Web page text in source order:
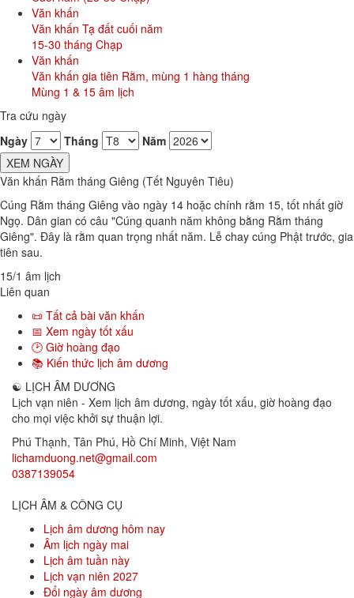
Văn khấn
Văn khấn Tạ đất cuối năm
15-30 tháng Chạp
Văn khấn
Văn khấn gia tiên Rằm, mùng 1 hàng tháng
Mùng 1 & 15 âm lịch
Tra cứu ngày
Ngày
Tháng
Năm
XEM NGÀY
Văn khấn Rằm tháng Giêng (Tết Nguyên Tiêu)
Cúng Rằm tháng Giêng vào ngày 14 hoặc chính rằm 15, tốt nhất giờ
Ngọ. Dân gian có câu "Cúng quanh năm không bằng Rằm tháng
Giêng". Đây là rằm quan trọng nhất năm. Lễ chay cúng Phật trước, gia
tiên sau.
15/1 âm lịch
Liên quan
📜 Tất cả bài văn khấn
📅 Xem ngày tốt xấu
🕑 Giờ hoàng đạo
📚 Kiến thức lịch âm dương
☯ LỊCH ÂM DƯƠNG
Lịch vạn niên - Xem lịch âm dương, ngày tốt xấu, giờ hoàng đạo
cho mọi việc khởi sự thuận lợi.
Phú Thạnh, Tân Phú, Hồ Chí Minh, Việt Nam
lichamduong.net@gmail.com
0387139054
LỊCH ÂM & CÔNG CỤ
Lịch âm dương hôm nay
Âm lịch ngày mai
Lịch âm tuần này
Lịch vạn niên 2027
Đổi ngày âm dương